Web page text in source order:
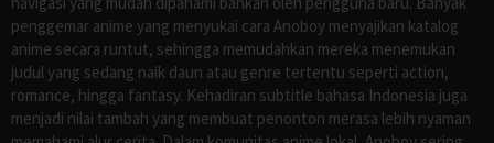
penggemar anime yang menyukai cara Anoboy menyajikan katalog
anime secara runtut, sehingga memudahkan mereka menemukan
judul yang sedang naik daun atau genre tertentu seperti action,
romance, hingga fantasy. Kehadiran subtitle bahasa Indonesia juga
menjadi nilai tambah yang membuat penonton merasa lebih nyaman